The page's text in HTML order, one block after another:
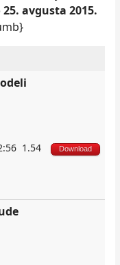
25. avgusta 2015.
1.54
Download